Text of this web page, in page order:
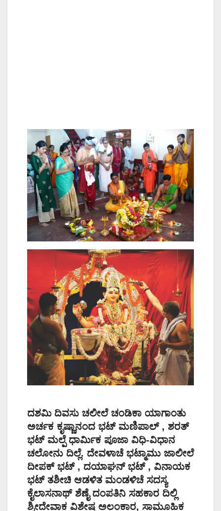
ದಶಮಿ ದಿವಸು ಚಲೀಲೆ ಚಂಡಿಕಾ ಯಾಗಾಂತು
ಅರ್ಚಕ ಕೃಷ್ಣಾನಂದ ಭಟ್ ಮಣಿಪಾಲ್ , ಶರತ್
ಭಟ್ ಮಲ್ಪೆ ಧಾರ್ಮಿಕ ಪೂಜಾ ವಿಧಿ-ವಿಧಾನ
ಚಲೋನು ದಿಲ್ಲೆ. ದೇವಳಾಚೆ ಭಟ್ಮಾಮು ಜಾಲೀಲೆ
ದೀಪಕ್ ಭಟ್ , ದಯಾಘನ್ ಭಟ್ , ವಿನಾಯಕ
ಭಟ್ ತಶೀಚಿ ಆಡಳಿತ ಮಂಡಳಿಚೆ ಸದಸ್ಯ
ಕೈಲಾಸನಾಥ್ ಶೆಣೈ ದಂಪತಿನಿ ಸಹಕಾರ ದಿಲ್ಲಿ
ಶ್ರೀದೇವಾಕ ವಿಶೇಷ ಅಲಂಕಾರ, ಸಾಮೂಹಿಕ